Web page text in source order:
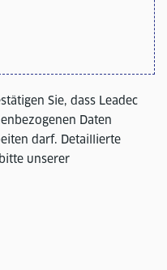
Sie, dass Leadec
Daten
darf. Detaillierte
unserer